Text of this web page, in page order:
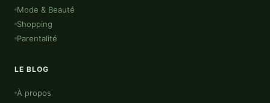
Mode & Beauté
Shopping
Parentalité
LE BLOG
À propos